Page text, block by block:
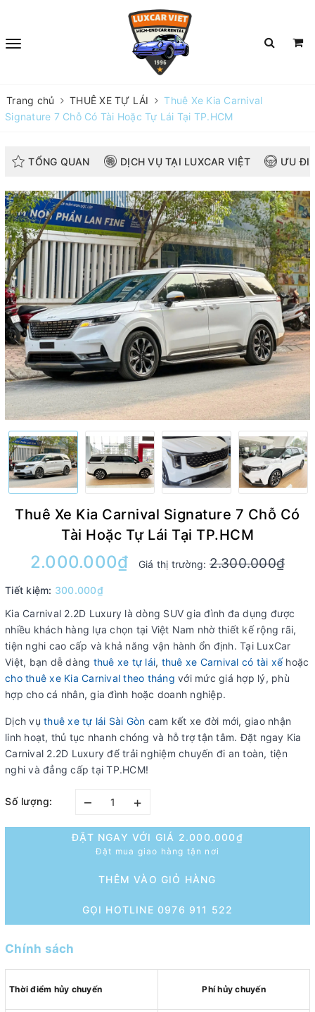
Trang chủ THUÊ XE TỰ LÁI
Thuê Xe Kia Carnival
Signature 7 Chỗ Có Tài Hoặc Tự Lái Tại TP.HCM
TỔNG QUAN DỊCH VỤ TẠI LUXCAR VIỆT ƯU
Thuê Xe Kia Carnival Signature 7 Chỗ Có
Tài Hoặc Tự Lái Tại TP.HCM
2.000.000₫ Giá thị trường:2.300.000₫
Tiết kiệm: 300.000₫
Kia Carnival 2.2D Luxury là dòng SUV gia đình đa dụng được
nhiều khách hàng lựa chọn tại Việt Nam nhờ thiết kế rộng rãi,
tiện nghi cao cấp và khả năng vận hành ổn định. Tại LuxCar
Việt, bạn dễ dàng thuê xe tự lái, thuê xe Carnival có tài xếhoặc
cho thuê xe Kia Carnival theo tháng với mức giá hợp lý, phù
hợp cho cá nhân, gia đình hoặc doanh nghiệp.
Dịch vụ thuê xe tự lái Sài Gòn cam kết xe đời mới, giao nhận
linh hoạt, thủ tục nhanh chóng và hỗ trợ tận tâm. Đặt ngay Kia
Carnival 2.2D Luxury để trải nghiệm chuyến đi an toàn, tiện
nghi và đẳng cấp tại TP.HCM!
Số lượng: – +
ĐẶT NGAY VỚI GIÁ 2.000.000₫
Đặt mua giao hàng tận nơi
THÊM VÀO GIỎ HÀNG
GỌI HOTLINE 0976 911 522
Chính sách
Thời điểm hủy chuyến Phí hủy chuyến